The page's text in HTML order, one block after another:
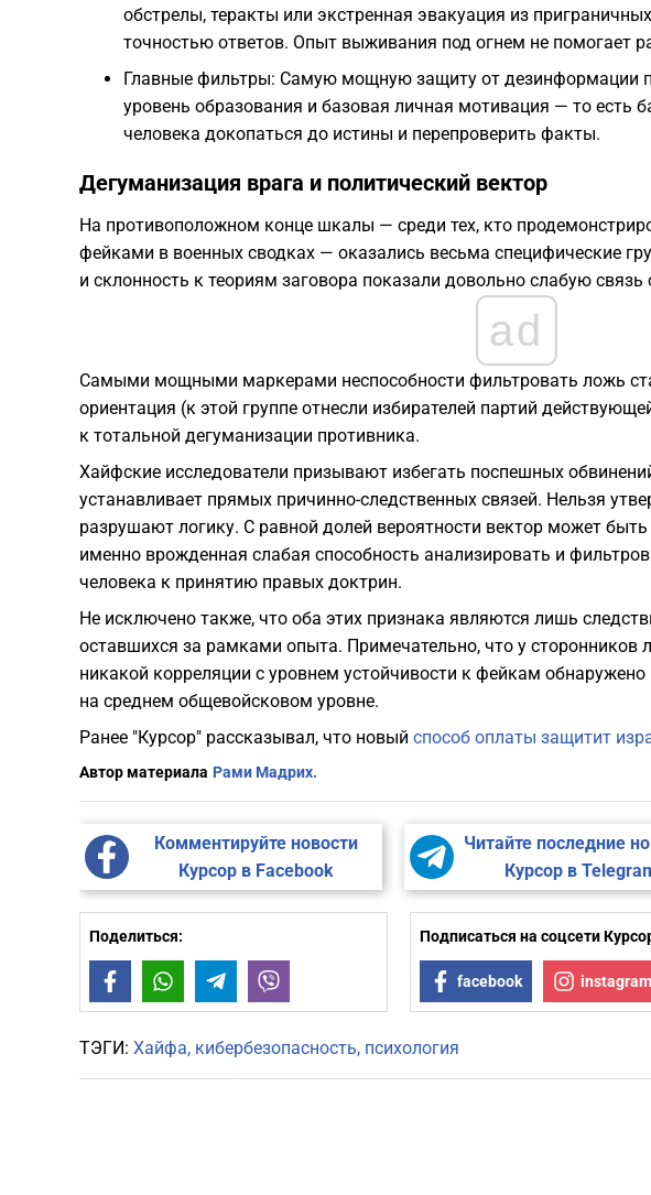
обстрелы, теракты или экстренная эвакуация из
точностью ответов. Опыт выживания под огнем не помогает
Главные фильтры: Самую мощную защиту от дезинформации
уровень образования и базовая личная мотивация — то есть
человека докопаться до истины и перепроверить факты.
Дегуманизация врага и политический вектор
На противоположном конце шкалы — среди тех, кто
фейками в военных сводках — оказались весьма специфические
и склонность к теориям заговора показали довольно слабую связь
ad
Самыми мощными маркерами неспособности фильтровать ложь
ориентация (к этой группе отнесли избирателей партий
к тотальной дегуманизации противника.
Хайфские исследователи призывают избегать поспешных
устанавливает прямых причинно-следственных связей. Нельзя
разрушают логику. С равной долей вероятности вектор может
именно врожденная слабая способность анализировать и
человека к принятию правых доктрин.
Не исключено также, что оба этих признака являются лишь
оставшихся за рамками опыта. Примечательно, что у сторонников
никакой корреляции с уровнем устойчивости к фейкам
на среднем общевойсковом уровне.
Ранее "Курсор" рассказывал, что новый способ оплаты защитит
Автор материала Рами Мадрих.
Комментируйте новости
Курсор в Facebook
Читайте последние
Курсор в
Поделиться:
FacebookWhatsAppTelegram
Подписаться на соцсети
facebook instagram
ТЭГИ: Хайфа кибербезопасность психология